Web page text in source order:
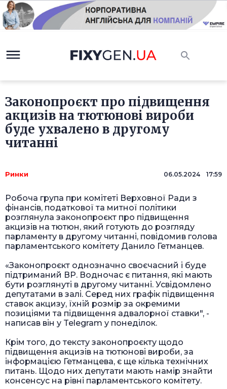
Законопроєкт про підвищення
акцизів на тютюнові вироби
буде ухвалено в другому
читанні
Ринки 06.05.2024 17:59
Робоча група при комітеті Верховної Ради з
фінансів, податкової та митної політики
розглянула законопроєкт про підвищення
акцизів на тютюн, який готують до розгляду
парламенту в другому читанні, повідомив голова
парламентського комітету Данило Гетманцев.
«Законопроєкт однозначно своєчасний і буде
підтриманий ВР. Водночас є питання, які мають
бути розглянуті в другому читанні. Усвідомлено
депутатами в залі. Серед них графік підвищення
ставок акцизу, їхній розмір за окремими
позиціями та підвищення адвалорної ставки", -
написав він у Telegram у понеділок.
Крім того, до тексту законопроєкту щодо
підвищення акцизів на тютюнові вироби, за
інформацією Гетманцева, є ще кілька технічних
питань. Щодо них депутати мають намір знайти
консенсус на рівні парламентського комітету.